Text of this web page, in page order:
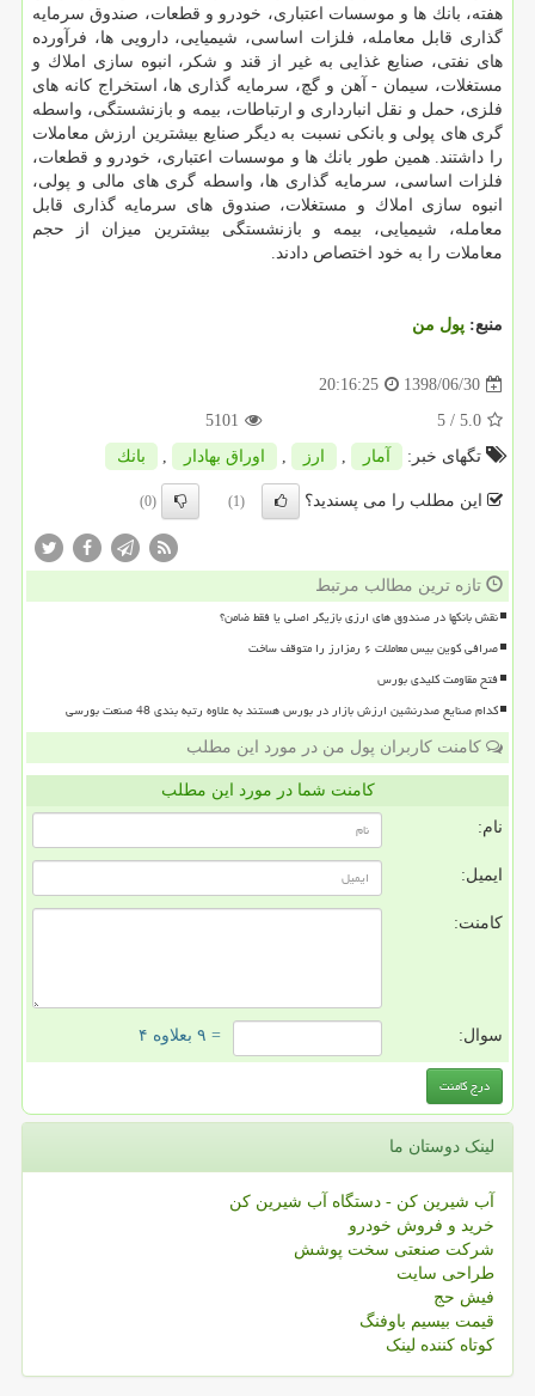
هفته، بانك ها و موسسات اعتباری، خودرو و قطعات، صندوق سرمایه
گذاری قابل معامله، فلزات اساسی، شیمیایی، دارویی ها، فرآورده
های نفتی، صنایع غذایی به غیر از قند و شكر، انبوه سازی املاك و
مستغلات، سیمان - آهن و گچ، سرمایه گذاری ها، استخراج كانه های
فلزی، حمل و نقل انبارداری و ارتباطات، بیمه و بازنشستگی، واسطه
گری های پولی و بانكی نسبت به دیگر صنایع بیشترین ارزش معاملات
را داشتند. همین طور بانك ها و موسسات اعتباری، خودرو و قطعات،
فلزات اساسی، سرمایه گذاری ها، واسطه گری های مالی و پولی،
انبوه سازی املاك و مستغلات، صندوق های سرمایه گذاری قابل
معامله، شیمیایی، بیمه و بازنشستگی بیشترین میزان از حجم
معاملات را به خود اختصاص دادند.
منبع: پول من
1398/06/30
20:16:25
5.0
/ 5
5101
تگهای خبر:
آمار , ارز , اوراق بهادار , بانك
این مطلب را می پسندید؟ (1)
(0)
تازه ترین مطالب مرتبط
نقش بانکها در صندوق های ارزی بازیگر اصلی یا فقط ضامن؟
صرافی کوین بیس معاملات ۶ رمزارز را متوقف ساخت
فتح مقاومت کلیدی بورس
کدام صنایع صدرنشین ارزش بازار در بورس هستند به علاوه رتبه بندی 48 صنعت بورسی
کامنت کاربران پول من در مورد این مطلب
کامنت شما در مورد این مطلب
نام:
ایمیل:
کامنت:
سوال: = ۹ بعلاوه ۴
لینک دوستان ما
آب شیرین کن - دستگاه آب شیرین کن
خرید و فروش خودرو
شرکت صنعتی سخت پوشش
طراحی سایت
فیش حج
قیمت بیسیم باوفنگ
کوتاه کننده لینک